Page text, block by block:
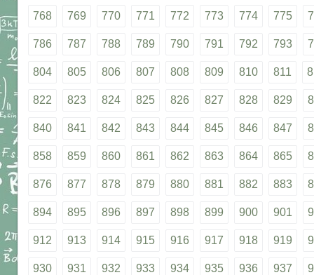
768 769 770 771 772 773 774 775
786 787 788 789 790 791 792 793
804 805 806 807 808 809 810 811
822 823 824 825 826 827 828 829
840 841 842 843 844 845 846 847
858 859 860 861 862 863 864 865
876 877 878 879 880 881 882 883
894 895 896 897 898 899 900 901
912 913 914 915 916 917 918 919
930 931 932 933 934 935 936 937